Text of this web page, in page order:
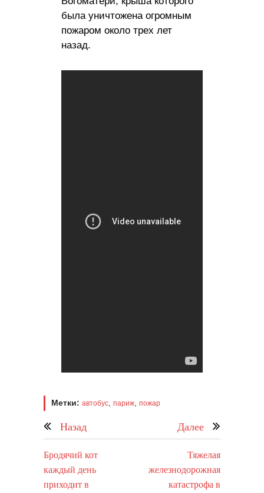
была уничтожена огромным
пожаром около трех лет
назад.
Метки: автобус париж пожар
Назад Далее
Бродячий кот
каждый день
приходит в
Тяжелая
железнодорожная
катастрофа в